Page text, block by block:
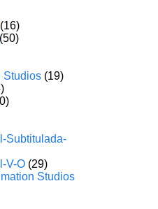
(50)
Studios (19)
Subtitulada-
V-O (29)
Studios